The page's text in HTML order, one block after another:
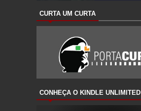
CURTA UM CURTA
CONHEÇA O KINDLE UNLIMITED